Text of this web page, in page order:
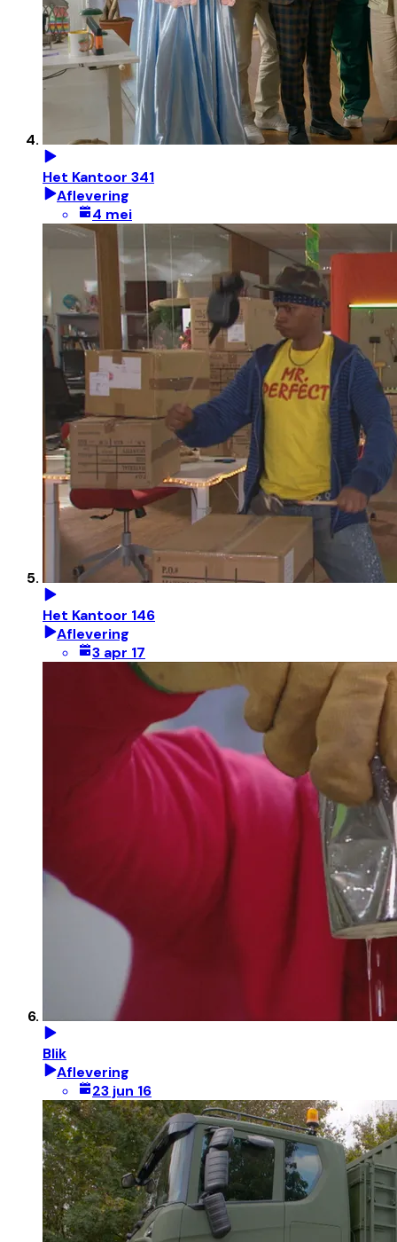
Het Kantoor 341
Aflevering
4 mei
Het Kantoor 146
Aflevering
3 apr 17
Blik
Aflevering
23 jun 16